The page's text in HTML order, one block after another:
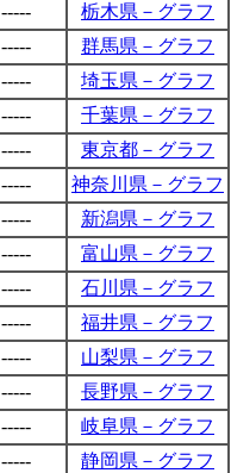
-----
栃木県－グラフ
-----
群馬県－グラフ
-----
埼玉県－グラフ
-----
千葉県－グラフ
-----
東京都－グラフ
-----
神奈川県－グラフ
-----
新潟県－グラフ
-----
富山県－グラフ
-----
石川県－グラフ
-----
福井県－グラフ
-----
山梨県－グラフ
-----
長野県－グラフ
-----
岐阜県－グラフ
-----
静岡県－グラフ